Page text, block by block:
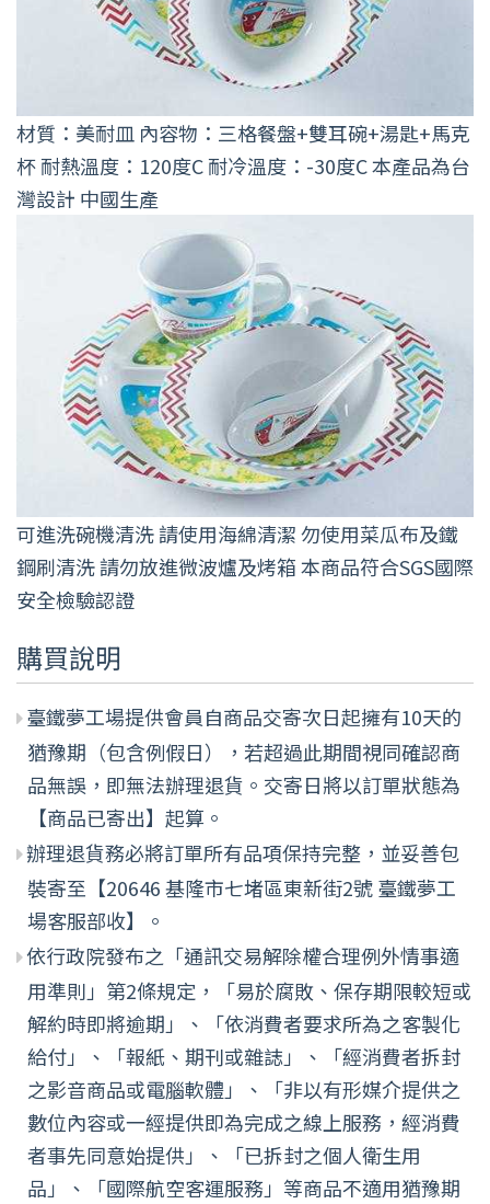
材質：美耐皿 內容物：三格餐盤+雙耳碗+湯匙+馬克
杯 耐熱溫度：120度C 耐冷溫度：-30度C 本產品為台
灣設計 中國生產
可進洗碗機清洗 請使用海綿清潔 勿使用菜瓜布及鐵
鋼刷清洗 請勿放進微波爐及烤箱 本商品符合SGS國際
安全檢驗認證
購買說明
臺鐵夢工場提供會員自商品交寄次日起擁有10天的
猶豫期（包含例假日），若超過此期間視同確認商
品無誤，即無法辦理退貨。交寄日將以訂單狀態為
【商品已寄出】起算。
辦理退貨務必將訂單所有品項保持完整，並妥善包
裝寄至【20646 基隆市七堵區東新街2號 臺鐵夢工
場客服部收】。
依行政院發布之「通訊交易解除權合理例外情事適
用準則」第2條規定，「易於腐敗、保存期限較短或
解約時即將逾期」、「依消費者要求所為之客製化
給付」、「報紙、期刊或雜誌」、「經消費者拆封
之影音商品或電腦軟體」、「非以有形媒介提供之
數位內容或一經提供即為完成之線上服務，經消費
者事先同意始提供」、「已拆封之個人衛生用
品」、「國際航空客運服務」等商品不適用猶豫期